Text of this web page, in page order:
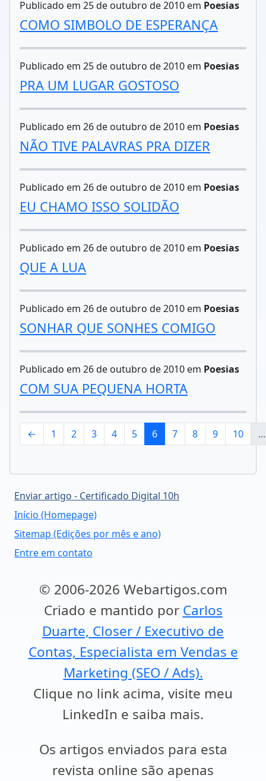
Publicado em 25 de outubro de 2010 em Poesias
COMO SIMBOLO DE ESPERANÇA
Publicado em 25 de outubro de 2010 em Poesias
PRA UM LUGAR GOSTOSO
Publicado em 26 de outubro de 2010 em Poesias
NÃO TIVE PALAVRAS PRA DIZER
Publicado em 26 de outubro de 2010 em Poesias
EU CHAMO ISSO SOLIDÃO
Publicado em 26 de outubro de 2010 em Poesias
QUE A LUA
Publicado em 26 de outubro de 2010 em Poesias
SONHAR QUE SONHES COMIGO
Publicado em 26 de outubro de 2010 em Poesias
COM SUA PEQUENA HORTA
← 1 2 3 4 5 6 7 8 9 10 ...
Enviar artigo - Certificado Digital 10h
Início (Homepage)
Sitemap (Edições por mês e ano)
Entre em contato
© 2006-2026 Webartigos.com
Criado e mantido por Carlos
Duarte, Closer / Executivo de
Contas, Especialista em Vendas e
Marketing (SEO / Ads).
Clique no link acima, visite meu
LinkedIn e saiba mais.
Os artigos enviados para esta
revista online são apenas